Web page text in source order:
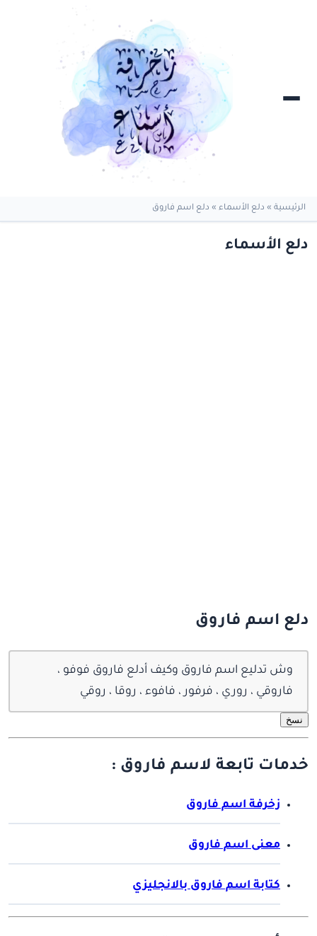
الرئيسية » دلع الأسماء » دلع اسم فاروق
دلع الأسماء
دلع اسم فاروق
وش تدليع اسم فاروق وكيف أدلع فاروق فوفو ،
فاروقي ، روري ، فرفور ، فافوء ، روقا ، روقي
نسخ
خدمات تابعة لاسم فاروق :
زخرفة اسم فاروق
معنى اسم فاروق
كتابة اسم فاروق بالانجليزي